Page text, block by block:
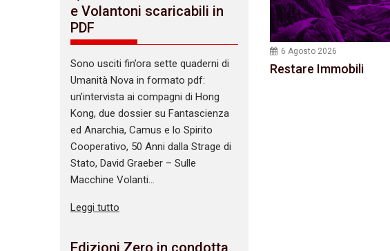
6 Agosto 2026
Restare Immobili
e Volantoni scaricabili in
PDF
Sono usciti fin’ora sette quaderni di
Umanità Nova in formato pdf:
un’intervista ai compagni di Hong
Kong, due dossier su Fantascienza
ed Anarchia, Camus e lo Spirito
Cooperativo, 50 Anni dalla Strage di
Stato, David Graeber – Sulle
Macchine Volanti…
Leggi tutto